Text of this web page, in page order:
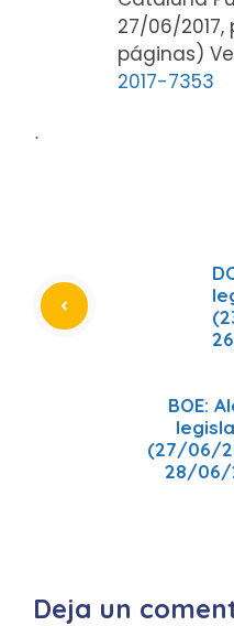
27/06/2017,
páginas)
2017-7353
ᐧ
BOE:
(27/06/
28/06/
Deja un